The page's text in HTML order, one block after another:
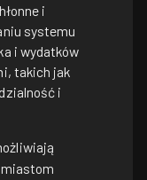
i
systemu
i wydatków
takich jak
i